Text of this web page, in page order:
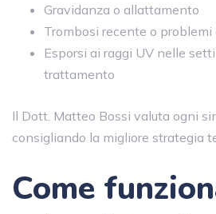
Gravidanza o allattamento
Trombosi recente o problemi
Esporsi ai raggi UV nelle
trattamento
Il Dott. Matteo Bossi valuta ogni
consigliando la migliore strategia
Come